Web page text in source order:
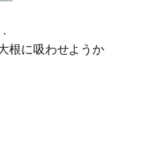
根に吸わせようか